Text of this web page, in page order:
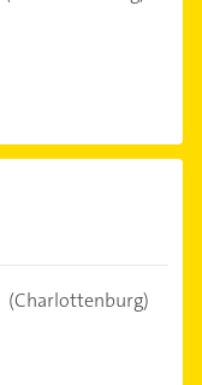
(Charlottenburg)